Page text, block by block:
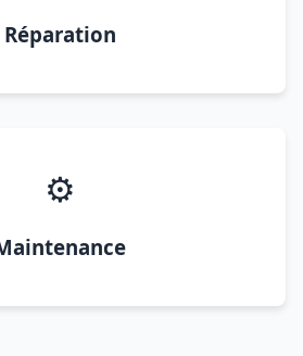
Réparation
⚙️